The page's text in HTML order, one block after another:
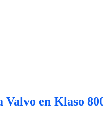
en Klaso